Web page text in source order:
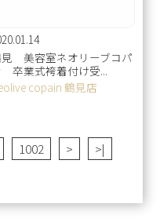
美容室ネオリーブコパ
卒業式袴着付け受...
copain 鶴見店
1002 > >|